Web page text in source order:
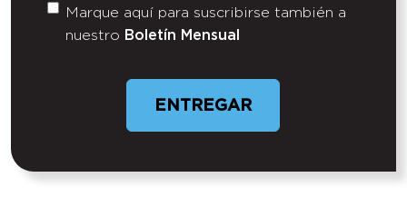
Untitled
Marque aquí para suscribirse también a
nuestro Boletín Mensual